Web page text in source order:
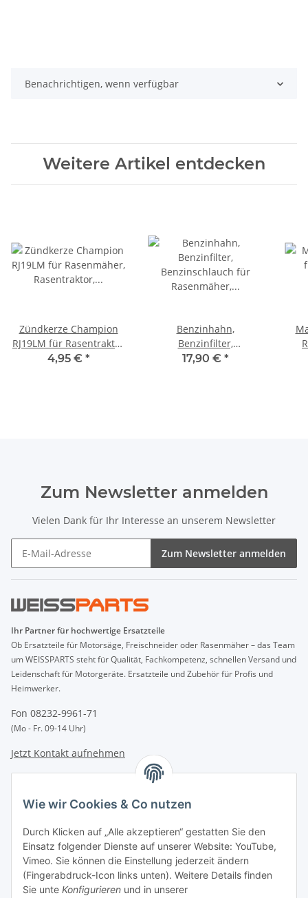
Benachrichtigen, wenn verfügbar
Weitere Artikel entdecken
Zündkerze Champion
RJ19LM für Rasentraktor
u. Rasenmäher
4,95 € *
Benzinhahn,
Benzinfilter,
Benzinschlauch für
17,90 € *
Zum Newsletter anmelden
Vielen Dank für Ihr Interesse an unserem Newsletter
Zum Newsletter anmelden
Ihr Partner für hochwertige Ersatzteile
Ob Ersatzteile für Motorsäge, Freischneider oder Rasenmäher – das Team
um WEISSPARTS steht für Qualität, Fachkompetenz, schnellen Versand und
Leidenschaft für Motorgeräte. Ersatzteile und Zubehör für Profis und
Heimwerker.
Fon 08232-9961-71
(Mo - Fr. 09-14 Uhr)
Jetzt Kontakt aufnehmen
Zahlungsarten
BAR | ÜBERWEISUNG | PAYPAL
Wie wir Cookies & Co nutzen
Durch Klicken auf „Alle akzeptieren“ gestatten Sie den
Einsatz folgender Dienste auf unserer Website: YouTube,
Vimeo. Sie können die Einstellung jederzeit ändern
(Fingerabdruck-Icon links unten). Weitere Details finden
Sie unte Konfigurieren und in unserer